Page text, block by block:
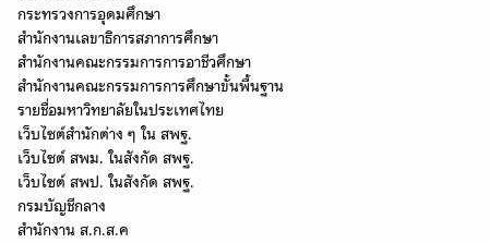
Search
for:
กระทรวงการอุดมศึกษา
สำนักงานเลขาธิการสภาการศึกษา
สำนักงานคณะกรรมการการอาชีวศึกษา
สำนักงานคณะกรรมการการศึกษาขั้นพื้นฐาน
รายชื่อมหาวิทยาลัยในประเทศไทย
เว็บไซต์สำนักต่าง ๆ ใน สพฐ.
เว็บไซต์ สพม. ในสังกัด สพฐ.
เว็บไซต์ สพป. ในสังกัด สพฐ.
กรมบัญชีกลาง
สำนักงาน ส.ก.ส.ค